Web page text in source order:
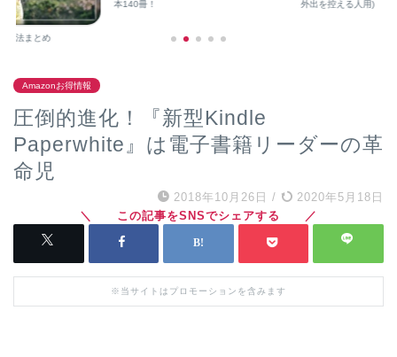
まとめ
本140冊！
外出を控える人用)
Amazonお得情報
圧倒的進化！『新型Kindle
Paperwhite』は電子書籍リーダーの革
命児
2018年10月26日 / 2020年5月18日
※当サイトはプロモーションを含みます